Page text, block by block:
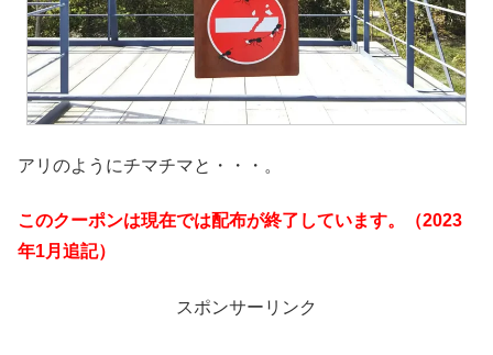
アリのようにチマチマと・・・。
このクーポンは現在では配布が終了しています。（2023
年1月追記）
スポンサーリンク